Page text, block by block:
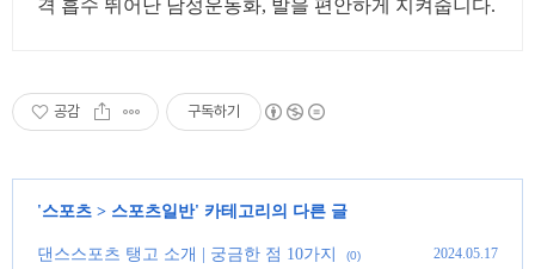
격 흡수 뛰어난 남성운동화, 발을 편안하게 지켜줍니다.
공감 구독하기
'스포츠 > 스포츠일반' 카테고리의 다른 글
댄스스포츠 탱고 소개 | 궁금한 점 10가지 (0) 2024.05.17